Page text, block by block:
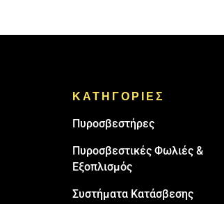
ΚΑΤΗΓΟΡΙΕΣ
Πυρoσβεστήρες
Πυροσβεστικές Φωλιές &
Εξοπλισμός
Συστήματα Κατάσβεσης